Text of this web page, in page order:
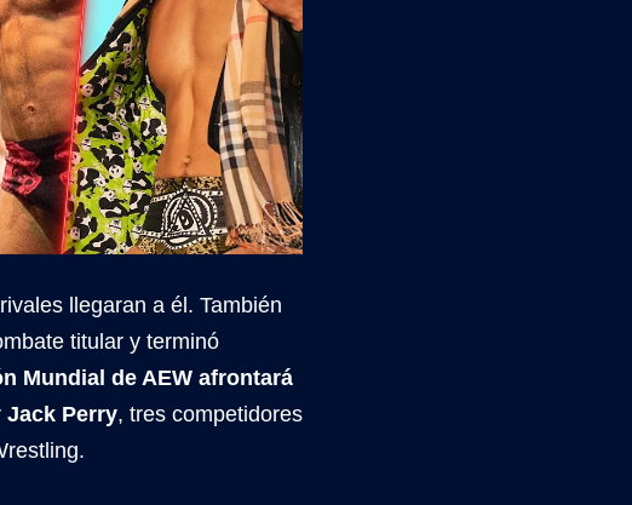
llegaran a él. También
titular y terminó
Mundial de AEW afrontará
Jack Perry, tres competidores